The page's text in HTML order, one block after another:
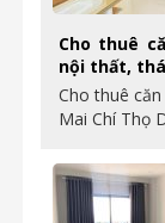
Cho thuê
nội thất,
Cho thuê
Mai Chí Thọ